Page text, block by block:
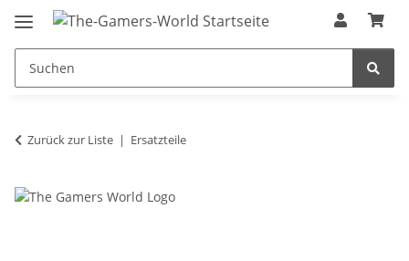
Zurück zur Liste Ersatzteile